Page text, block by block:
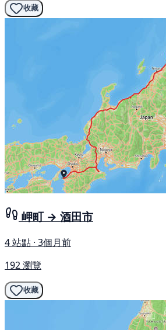
收藏
岬町 → 酒田市
4 站點 · 3個月前
192 瀏覽
收藏